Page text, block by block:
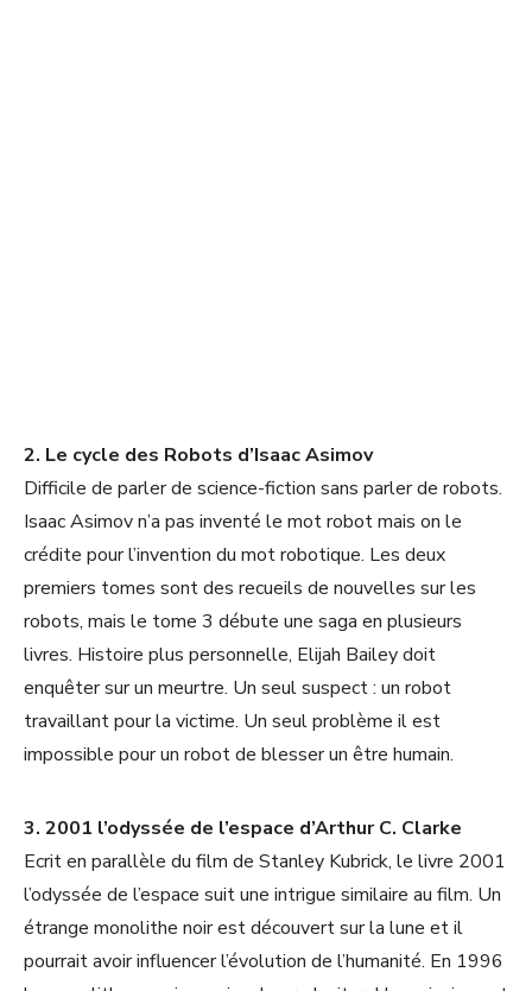
2. Le cycle des Robots d’Isaac Asimov
Difficile de parler de science-fiction sans parler de robots.
Isaac Asimov n’a pas inventé le mot robot mais on le
crédite pour l’invention du mot robotique. Les deux
premiers tomes sont des recueils de nouvelles sur les
robots, mais le tome 3 débute une saga en plusieurs
livres. Histoire plus personnelle, Elijah Bailey doit
enquêter sur un meurtre. Un seul suspect : un robot
travaillant pour la victime. Un seul problème il est
impossible pour un robot de blesser un être humain.
3. 2001 l’odyssée de l’espace d’Arthur C. Clarke
Ecrit en parallèle du film de Stanley Kubrick, le livre 2001
l’odyssée de l’espace suit une intrigue similaire au film. Un
étrange monolithe noir est découvert sur la lune et il
pourrait avoir influencer l’évolution de l’humanité. En 1996